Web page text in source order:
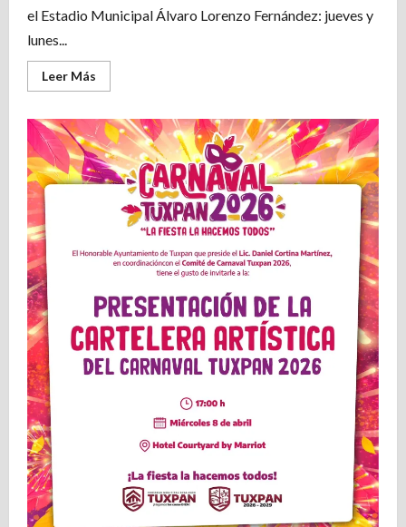
el Estadio Municipal Álvaro Lorenzo Fernández: jueves y
lunes...
Leer Más
más
Tuxpan
presenta
cartelera
artística
del
Carnaval
talento
talla
internacional